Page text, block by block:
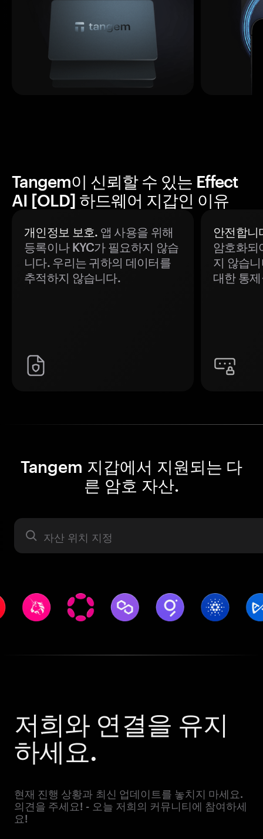
Tangem이 신뢰할 수 있는 Effect
AI [OLD] 하드웨어 지갑인 이유
개인정보 보호. 앱 사용을 위해
등록이나 KYC가 필요하지 않습
니다. 우리는 귀하의 데이터를
추적하지 않습니다.
안전합니
암호화되
지 않습
대한 통
Tangem 지갑에서 지원되는 다
른 암호 자산.
자산 라벨
저희와 연결을 유지
하세요.
현재 진행 상황과 최신 업데이트를 놓치지 마세요.
의견을 주세요! - 오늘 저희의 커뮤니티에 참여하세
요!